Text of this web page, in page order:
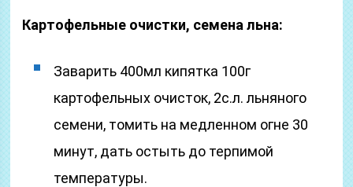
Картофельные очистки, семена льна:
Заварить 400мл кипятка 100г
картофельных очисток, 2с.л. льняного
семени, томить на медленном огне 30
минут, дать остыть до терпимой
температуры.